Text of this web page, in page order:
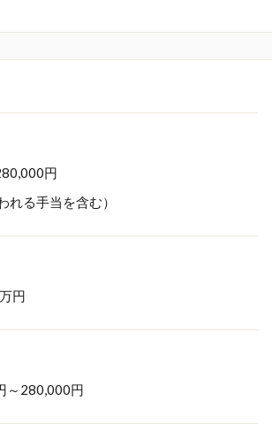
円
れる手当を含む）
円
～280,000円